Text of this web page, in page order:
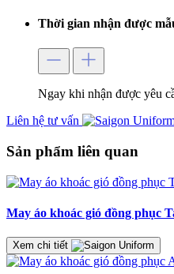
Thời gian nhận được
Ngay khi nhận được yêu
Liên hệ tư vấn
Sản phẩm liên quan
May áo khoác gió đồng phục
Xem chi tiết